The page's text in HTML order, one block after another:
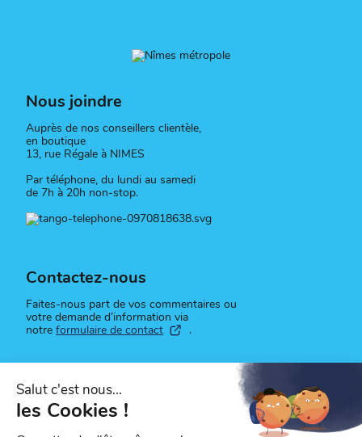
Nous joindre
Auprès de nos conseillers clientèle,
en boutique
13, rue Régale à NIMES
Par téléphone, du lundi au samedi
de 7h à 20h non-stop.
Contactez-nous
Faites-nous part de vos commentaires ou
votre demande d’information via
notre formulaire de contact .
Suivez-nous
Retrouvez toute l'actualité du réseau sur